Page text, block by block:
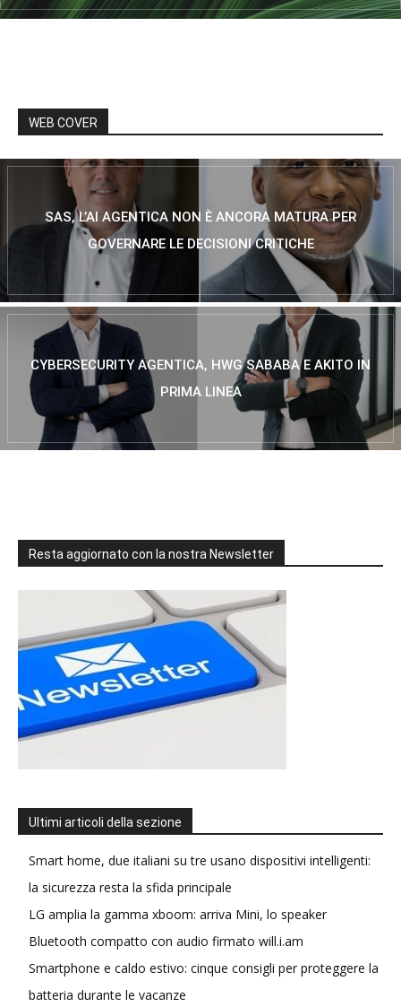
WEB COVER
SAS, L’AI AGENTICA NON È ANCORA MATURA PER
GOVERNARE LE DECISIONI CRITICHE
CYBERSECURITY AGENTICA, HWG SABABA E AKITO IN
PRIMA LINEA
Resta aggiornato con la nostra Newsletter
Ultimi articoli della sezione
Smart home, due italiani su tre usano dispositivi intelligenti:
la sicurezza resta la sfida principale
LG amplia la gamma xboom: arriva Mini, lo speaker
Bluetooth compatto con audio firmato will.i.am
Smartphone e caldo estivo: cinque consigli per proteggere la
batteria durante le vacanze